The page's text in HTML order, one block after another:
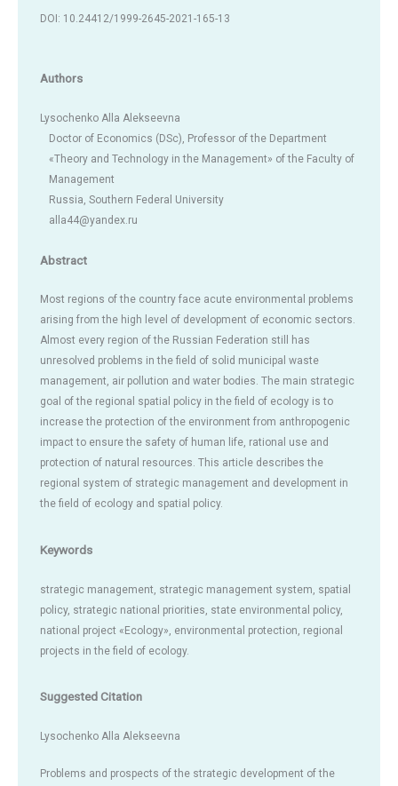
DOI: 10.24412/1999-2645-2021-165-13
Authors
Lysochenko Alla Alekseevna
Doctor of Economics (DSc), Professor of the Department
«Theory and Technology in the Management» of the Faculty of
Management
Russia, Southern Federal University
alla44@yandex.ru
Abstract
Most regions of the country face acute environmental problems
arising from the high level of development of economic sectors.
Almost every region of the Russian Federation still has
unresolved problems in the field of solid municipal waste
management, air pollution and water bodies. The main strategic
goal of the regional spatial policy in the field of ecology is to
increase the protection of the environment from anthropogenic
impact to ensure the safety of human life, rational use and
protection of natural resources. This article describes the
regional system of strategic management and development in
the field of ecology and spatial policy.
Keywords
strategic management, strategic management system, spatial
policy, strategic national priorities, state environmental policy,
national project «Ecology», environmental protection, regional
projects in the field of ecology.
Suggested Citation
Lysochenko Alla Alekseevna
Problems and prospects of the strategic development of the